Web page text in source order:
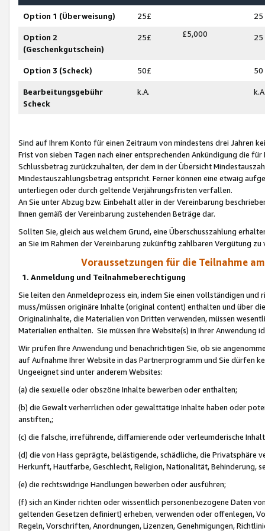
Option 1 (Überweisung) 25£ 25
Option 2
(Geschenkgutschein)
25£ £5,000 25
Option 3 (Scheck) 50£ 50
Bearbeitungsgebühr
Scheck
k.A.
Sind auf Ihrem Konto für einen Zeitraum von mindestens drei Jahren
Frist von sieben Tagen nach einer entsprechenden Ankündigung die
Schlussbetrag zurückzuhalten, der dem in der Übersicht
Mindestauszahlungsbetrag entspricht. Ferner können eine etwaig
unterliegen oder durch geltende Verjährungsfristen verfallen.
An Sie unter Abzug bzw. Einbehalt aller in der Vereinbarung
Ihnen gemäß der Vereinbarung zustehenden Beträge dar.
Sollten Sie, gleich aus welchem Grund, eine Überschusszahlung
an Sie im Rahmen der Vereinbarung zukünftig zahlbaren Vergütung zu
Voraussetzungen für die Teilnahme
1. Anmeldung und Teilnahmeberechtigung
Sie leiten den Anmeldeprozess ein, indem Sie einen vollständigen
muss/müssen originäre Inhalte (original content) enthalten und über
Originalinhalte, die Materialien von Dritten verwenden, müssen
Materialien enthalten. Sie müssen Ihre Website(s) in Ihrer Anwendung
Wir prüfen Ihre Anwendung und benachrichtigen Sie, ob sie
auf Aufnahme Ihrer Website in das Partnerprogramm und Sie dürfen
Ungeeignet sind unter anderem Websites:
(a) die sexuelle oder obszöne Inhalte bewerben oder enthalten;
(b) die Gewalt verherrlichen oder gewalttätige Inhalte haben oder
anstiften,;
(c) die falsche, irreführende, diffamierende oder verleumderische
(d) die von Hass geprägte, belästigende, schädliche, die Privatsphäre
Herkunft, Hautfarbe, Geschlecht, Religion, Nationalität, Behinderung,
(e) die rechtswidrige Handlungen bewerben oder ausführen;
(f) sich an Kinder richten oder wissentlich personenbezogene Daten
geltenden Gesetzen definiert) erheben, verwenden oder offenlegen,
Regeln, Vorschriften, Anordnungen, Lizenzen, Genehmigungen,